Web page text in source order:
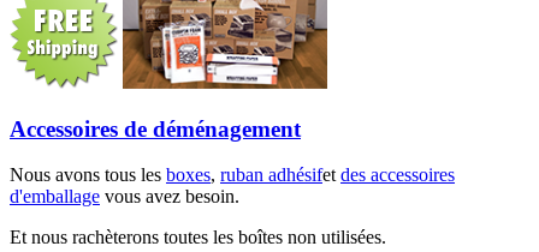
Accessoires de déménagement
Nous avons tous les boxes, ruban adhésifetdes accessoires
d'emballage vous avez besoin.
Et nous rachèterons toutes les boîtes non utilisées.